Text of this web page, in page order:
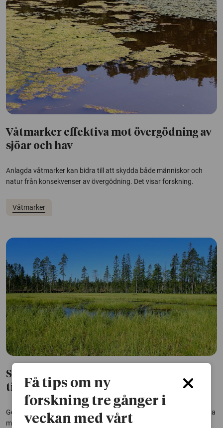
Våtmarker effektiva mot övergödning av
sjöar och hav
Anlagda våtmarker kan bidra till att skydda både människor och
natur från konsekvenser av övergödning. Det visar forskning.
Våtmarker
Så har våtmarker utvecklats – från istid
till nu
Genom tusentals år har våtmarker längs Norrlands kust blivit viktiga
miljöer för att lagra kol. Men hur har myrarnas värld vuxit fram? En
Få tips om ny
forskning tre gånger i
veckan med vårt